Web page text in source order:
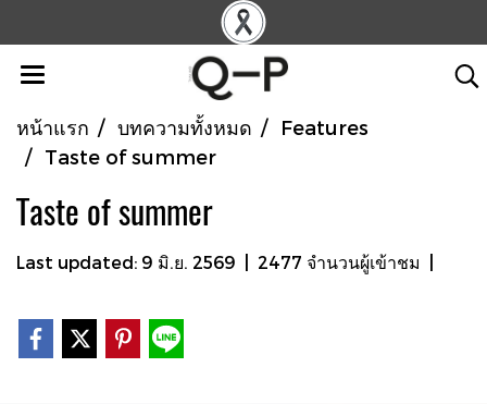
หน้าแรก บทความทั้งหมด
Features
Taste of summer
Taste of summer
Last updated: 9 มิ.ย. 2569 2477 จำนวนผู้เข้าชม